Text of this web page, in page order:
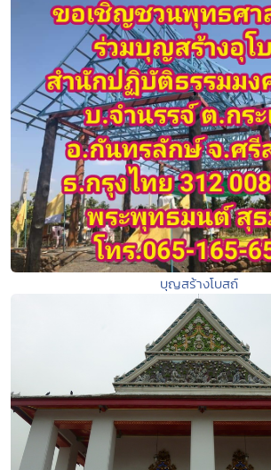
บุญสร้างโบสถ์